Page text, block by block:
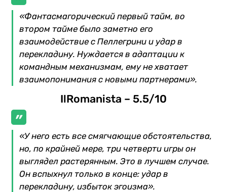
«Фантасмагорический первый тайм, во
втором тайме было заметно его
взаимодействие с Пеллегрини и удар в
перекладину. Нуждается в адаптации к
командным механизмам, ему не хватает
взаимопонимания с новыми партнерами».
IlRomanista – 5.5/10
«У него есть все смягчающие обстоятельства,
но, по крайней мере, три четверти игры он
выглядел растерянным. Это в лучшем случае.
Он вспыхнул только в конце: удар в
перекладину, избыток эгоизма».